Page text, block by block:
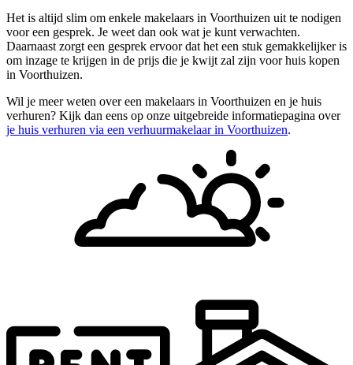
Het is altijd slim om enkele makelaars in Voorthuizen uit te nodigen
voor een gesprek. Je weet dan ook wat je kunt verwachten.
Daarnaast zorgt een gesprek ervoor dat het een stuk gemakkelijker is
om inzage te krijgen in de prijs die je kwijt zal zijn voor huis kopen
in Voorthuizen.
Wil je meer weten over een makelaars in Voorthuizen en je huis
verhuren? Kijk dan eens op onze uitgebreide informatiepagina over
je huis verhuren via een verhuurmakelaar in Voorthuizen.